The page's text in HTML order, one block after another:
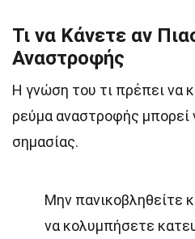
Τι να Κάνετε αν
Αναστροφής
Η γνώση του τι πρέπει να
ρεύμα αναστροφής μπορεί
σημασίας.
Μην πανικοβληθείτε
να κολυμπήσετε